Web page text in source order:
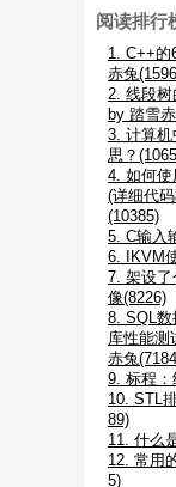
阅读排行
1. C++的
赤兔
2. 线段
by 踏雪
3. 计算机
思？
4. 如何使
(详细代
(10385)
5. C输入
6. IKVM
7. 架设了
像(8226)
8. SQL数
库性能测
赤兔
9. 标程：
10. STL
89)
11. 什么
12. 常用
5)